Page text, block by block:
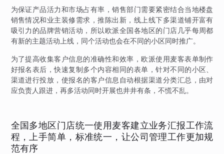
为保证产品活力和市场占有率，销售部门需要紧密结合当地楼盘
销售情况和业主装修需求，推陈出新，线上线下多渠道铺开富有
吸引力的品牌营销活动，所以欧派全国各地区的门店几乎每周都
有新的主题活动上线，同个活动也会在不同的小区同时推广。
为了提高收集客户信息的准确性和效率，欧派使用麦客表单制作
好报名表后，快速复制多个内容相同的表单，针对不同的小区、
渠道进行投放，使报名的客户信息自动根据渠道分类汇总，由对
应负责人跟进，再多活动同时开展也井井有条，不慌不乱。
全国多地区门店统一使用麦客建立业务汇报工作流
程，上手简单，标准统一，让公司管理工作更加规
范有序